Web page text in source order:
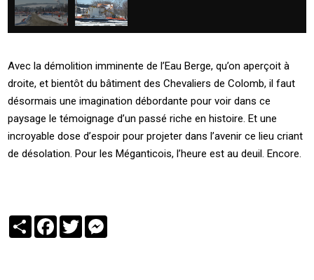
Avec la démolition imminente de l’Eau Berge, qu’on aperçoit à
droite, et bientôt du bâtiment des Chevaliers de Colomb, il faut
désormais une imagination débordante pour voir dans ce
paysage le témoignage d’un passé riche en histoire. Et une
incroyable dose d’espoir pour projeter dans l’avenir ce lieu criant
de désolation. Pour les Méganticois, l’heure est au deuil. Encore.
PartagerFacebook
Twitter